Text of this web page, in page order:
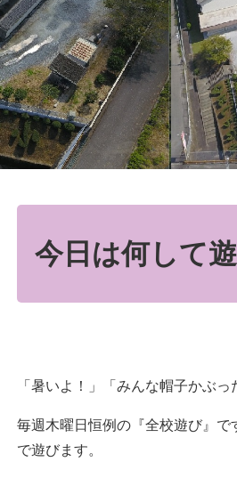
今日は何して
「暑いよ！」「みんな帽子かぶ
毎週木曜日恒例の『全校遊び』
で遊びます。